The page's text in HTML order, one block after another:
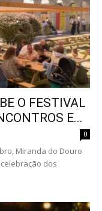
O FESTIVAL
E...
0
Miranda do Douro
dos